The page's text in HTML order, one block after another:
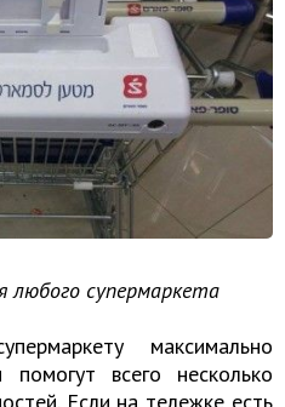
любого супермаркета
максимально
всего несколько
Если на тележке есть